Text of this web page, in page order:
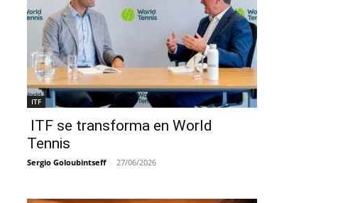
ITF
ITF se transforma en World
Tennis
Sergio Goloubintseff - 27/06/2026